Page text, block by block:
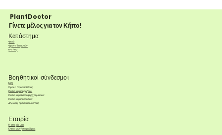
PlantDoctor
Γίνετε μέλος για τον Κήπο!
Κατάστημα
Φυτά
Φροντίδα φυτών
e-shop
Βοηθητικοί σύνδεσμοι
FAQ
Όροι & Προϋποθέσεις
Πολιτική απορρήτου
Πολιτική επιστροφής χρημάτων
Πολιτική αποστολών
Δήλωση προσβασιμότητας
Εταιρία
Η ιστορία μας
Επικοινωνήστε μαζί μας